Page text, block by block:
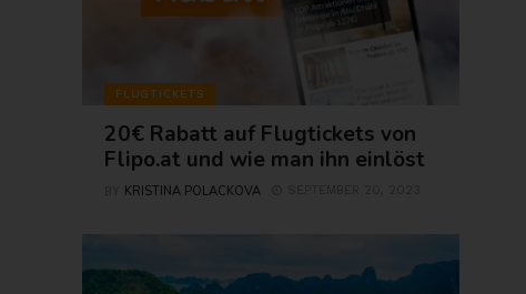
FLUGTICKETS
20€ Rabatt auf Flugtickets von
Flipo.at und wie man ihn einlöst
KRISTINA POLACKOVA